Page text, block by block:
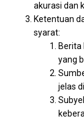
akurasi dan
Ketentuan
syarat:
yang
jelas